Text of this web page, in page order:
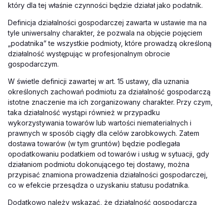
który dla tej właśnie czynności będzie działał jako podatnik.
Definicja działalności gospodarczej zawarta w ustawie ma na
tyle uniwersalny charakter, że pozwala na objęcie pojęciem
„podatnika” te wszystkie podmioty, które prowadzą określoną
działalność występując w profesjonalnym obrocie
gospodarczym.
W świetle definicji zawartej w art. 15 ustawy, dla uznania
określonych zachowań podmiotu za działalność gospodarczą
istotne znaczenie ma ich zorganizowany charakter. Przy czym,
taka działalność wystąpi również w przypadku
wykorzystywania towarów lub wartości niematerialnych i
prawnych w sposób ciągły dla celów zarobkowych. Zatem
dostawa towarów (w tym gruntów) będzie podlegała
opodatkowaniu podatkiem od towarów i usług w sytuacji, gdy
działaniom podmiotu dokonującego tej dostawy, można
przypisać znamiona prowadzenia działalności gospodarczej,
co w efekcie przesądza o uzyskaniu statusu podatnika.
Dodatkowo należy wskazać, że działalność gospodarcza